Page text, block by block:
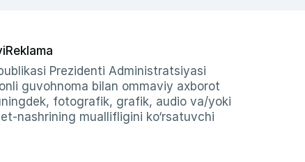
Reklama
Prezidenti Administratsiyasi
guvohnoma bilan ommaviy axborot
fotografik, grafik, audio va/yoki
nashrining muallifligini ko‘rsatuvchi